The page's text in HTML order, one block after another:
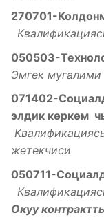
270701-
050503-
Эмгек мугалими
071402-
элдик кѳркѳм
жетекчиси
050711-
Окуу